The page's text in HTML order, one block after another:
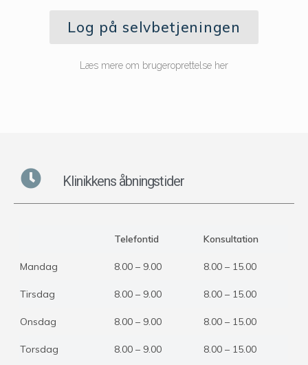
Log på selvbetjeningen
Læs mere om brugeroprettelse her
Klinikkens åbningstider
Telefontid Konsultation
Mandag 8.00 – 9.00 8.00 – 15.00
Tirsdag 8.00 – 9.00 8.00 – 15.00
Onsdag 8.00 – 9.00 8.00 – 15.00
Torsdag 8.00 – 9.00 8.00 – 15.00